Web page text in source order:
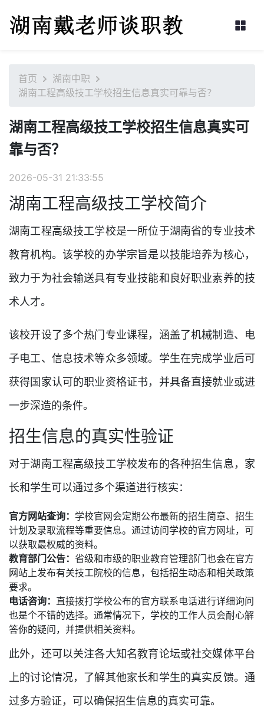
首页
湖南中职
湖南工程高级技工学校招生信息真实可靠与否？
湖南工程高级技工学校招生信息真实可
靠与否？
2026-05-31 21:33:55
湖南工程高级技工学校简介
湖南工程高级技工学校是一所位于湖南省的专业技术
教育机构。该学校的办学宗旨是以技能培养为核心，
致力于为社会输送具有专业技能和良好职业素养的技
术人才。
该校开设了多个热门专业课程，涵盖了机械制造、电
子电工、信息技术等众多领域。学生在完成学业后可
获得国家认可的职业资格证书，并具备直接就业或进
一步深造的条件。
招生信息的真实性验证
对于湖南工程高级技工学校发布的各种招生信息，家
长和学生可以通过多个渠道进行核实：
官方网站查询： 学校官网会定期公布最新的招生简章、招生
计划及录取流程等重要信息。通过访问学校的官方网址，可
以获取最权威的资料。
教育部门公告： 省级和市级的职业教育管理部门也会在官方
网站上发布有关技工院校的信息，包括招生动态和相关政策
要求。
电话咨询： 直接拨打学校公布的官方联系电话进行详细询问
也是个不错的选择。通常情况下，学校的工作人员会耐心解
答你的疑问，并提供相关资料。
此外，还可以关注各大知名教育论坛或社交媒体平台
上的讨论情况，了解其他家长和学生的真实反馈。通
过多方验证，可以确保招生信息的真实可靠。